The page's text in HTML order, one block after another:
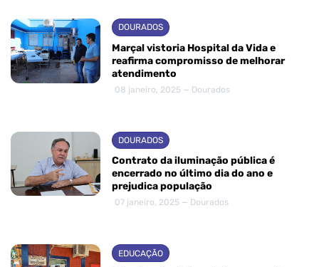
DOURADOS
Marçal vistoria Hospital da Vida e
reafirma compromisso de melhorar
atendimento
08 janeiro, 2025 — Dourados
DOURADOS
Contrato da iluminação pública é
encerrado no último dia do ano e
prejudica população
07 janeiro, 2025 — Dourados
EDUCAÇÃO